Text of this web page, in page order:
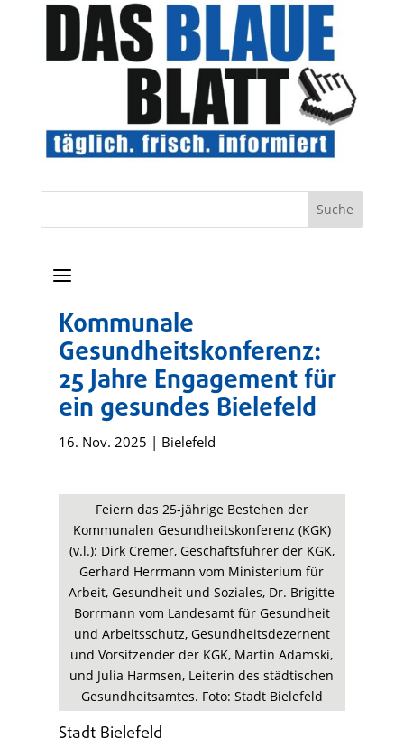
a
Kommunale
Gesundheitskonferenz:
25 Jahre Engagement für
ein gesundes Bielefeld
16. Nov. 2025 | Bielefeld
Feiern das 25-jährige Bestehen der
Kommunalen Gesundheitskonferenz (KGK)
(v.l.): Dirk Cremer, Geschäftsführer der KGK,
Gerhard Herrmann vom Ministerium für
Arbeit, Gesundheit und Soziales, Dr. Brigitte
Borrmann vom Landesamt für Gesundheit
und Arbeitsschutz, Gesundheitsdezernent
und Vorsitzender der KGK, Martin Adamski,
und Julia Harmsen, Leiterin des städtischen
Gesundheitsamtes. Foto: Stadt Bielefeld
Stadt Bielefeld